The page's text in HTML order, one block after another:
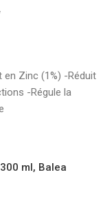
en Zinc (1%) -Réduit
-Régule la
ml, Balea